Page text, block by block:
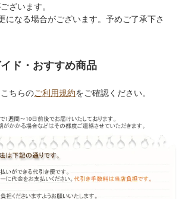
ざいます。
になる場合がございます。予めご了承下さ
ド・おすすめ商品
ちらのご利用規約をご確認ください。